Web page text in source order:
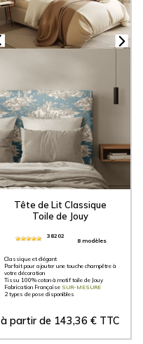
Tête de Lit Classique
Toile de Jouy
38202
8 modèles
Classique et élégant
Parfait pour ajouter une touche champêtre à
votre décoration
Tissu 100% coton à motif toile de Jouy
Fabrication Française SUR-MESURE
2 types de pose disponibles
à partir de 143,36€ TTC